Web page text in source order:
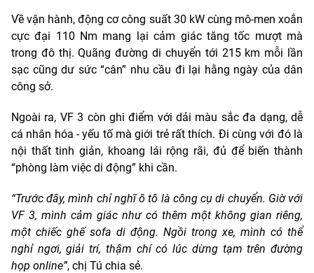
Về vận hành, động cơ công suất 30 kW cùng mô-men xoắn
cực đại 110 Nm mang lại cảm giác tăng tốc mượt mà
trong đô thị. Quãng đường di chuyển tới 215 km mỗi lần
sạc cũng dư sức “cân” nhu cầu đi lại hằng ngày của dân
công sở.
Ngoài ra, VF 3 còn ghi điểm với dải màu sắc đa dạng, dễ
cá nhân hóa - yếu tố mà giới trẻ rất thích. Đi cùng với đó là
nội thất tinh giản, khoang lái rộng rãi, đủ để biến thành
“phòng làm việc di động” khi cần.
“Trước đây, mình chỉ nghĩ ô tô là công cụ di chuyển. Giờ với
VF 3, mình cảm giác như có thêm một không gian riêng,
một chiếc ghế sofa di động. Ngồi trong xe, mình có thể
nghỉ ngơi, giải trí, thậm chí có lúc dừng tạm trên đường
họp online”, chị Tú chia sẻ.